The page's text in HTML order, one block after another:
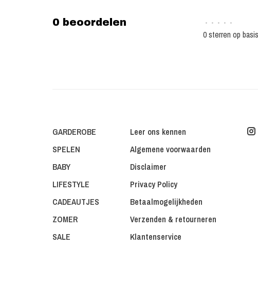
0 beoordelen • • • • •
0 sterren op
GARDEROBE
SPELEN
BABY
LIFESTYLE
CADEAUTJES
ZOMER
SALE
Leer ons kennen
Algemene voorwaarden
Disclaimer
Privacy Policy
Betaalmogelijkheden
Verzenden & retourneren
Klantenservice